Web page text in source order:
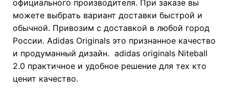
официального производителя. При заказе вы
можете выбрать вариант доставки быстрой и
обычной. Привозим с доставкой в любой город
России. Adidas Originals это признанное качество
и продуманный дизайн. adidas originals Niteball
2.0 практичное и удобное решение для тех кто
ценит качество.